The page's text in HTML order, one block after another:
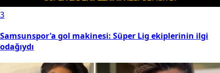
3
Samsunspor'a gol makinesi: Süper Lig ekiplerinin ilgi
odağıydı